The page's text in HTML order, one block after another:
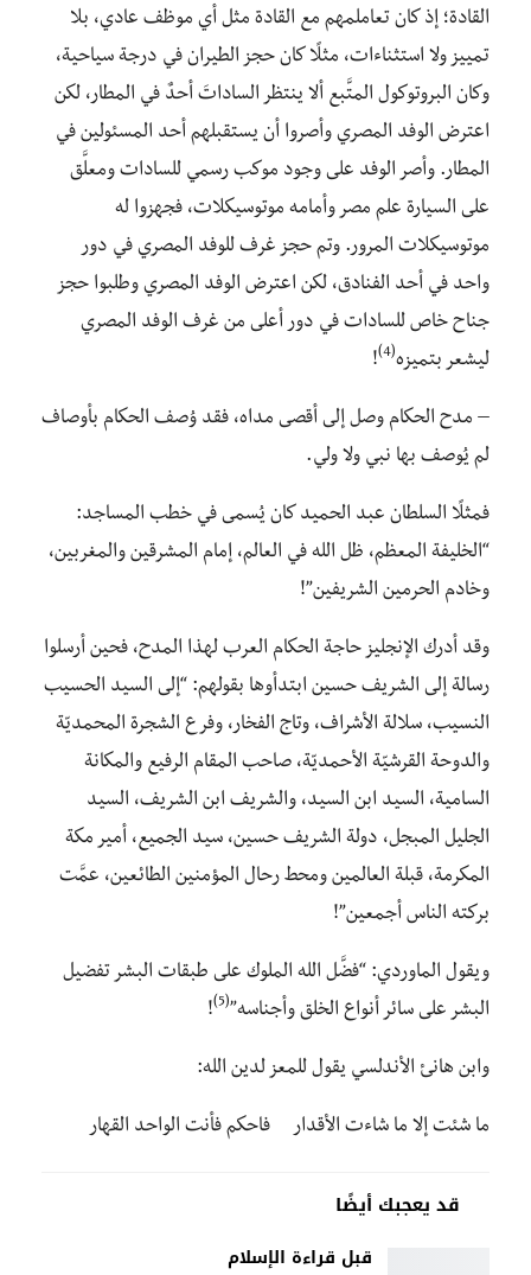
القادة؛ إذ كان تعاملمهم مع القادة مثل أي موظف عادي، بلا
تمييز ولا استثناءات، مثلًا كان حجز الطيران في درجة سياحية،
وكان البروتوكول المتَّبع ألا ينتظر الساداتَ أحدٌ في المطار، لكن
اعترض الوفد المصري وأصروا أن يستقبلهم أحد المسئولين في
المطار. وأصر الوفد على وجود موكب رسمي للسادات ومعلَّق
على السيارة علم مصر وأمامه موتوسيكلات، فجهزوا له
موتوسيكلات المرور. وتم حجز غرف للوفد المصري في دور
واحد في أحد الفنادق، لكن اعترض الوفد المصري وطلبوا حجز
جناح خاص للسادات في دور أعلى من غرف الوفد المصري
ليشعر بتميزه(4)
!
– مدح الحكام وصل إلى أقصى مداه، فقد وُصف الحكام بأوصاف
لم يُوصف بها نبي ولا ولي.
فمثلًا السلطان عبد الحميد كان يُسمى في خطب المساجد:
“الخليفة المعظم، ظل الله في العالم، إمام المشرقين والمغربين،
وخادم الحرمين الشريفين”!
وقد أدرك الإنجليز حاجة الحكام العرب لهذا المدح، فحين أرسلوا
رسالة إلى الشريف حسين ابتدأوها بقولهم: “إلى السيد الحسيب
النسيب، سلالة الأشراف، وتاج الفخار، وفرع الشجرة المحمديّة
والدوحة القرشيّة الأحمديّة، صاحب المقام الرفيع والمكانة
السامية، السيد ابن السيد، والشريف ابن الشريف، السيد
الجليل المبجل، دولة الشريف حسين، سيد الجميع، أمير مكة
المكرمة، قبلة العالمين ومحط رحال المؤمنين الطائعين، عمَّت
بركته الناس أجمعين”!
ويقول الماوردي: “فضَّل الله الملوك على طبقات البشر تفضيل
البشر على سائر أنواع الخلق وأجناسه”(5)
!
وابن هانئ الأندلسي يقول للمعز لدين الله:
ما شئت إلا ما شاءت الأقدار فاحكم فأنت الواحد القهار
قد يعجبك أيضًا
قبل قراءة الإسلام